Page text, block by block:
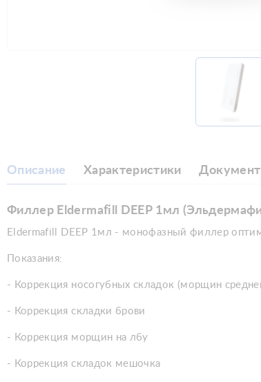
Описание Характеристики
Филлер Eldermafill DEEP 1мл
Eldermafill DEEP 1мл - монофазный филлер
Показания:
- Коррекция носогубных складок (морщин
- Коррекция складки брови
- Коррекция морщин на лбу
- Коррекция складок мешочка